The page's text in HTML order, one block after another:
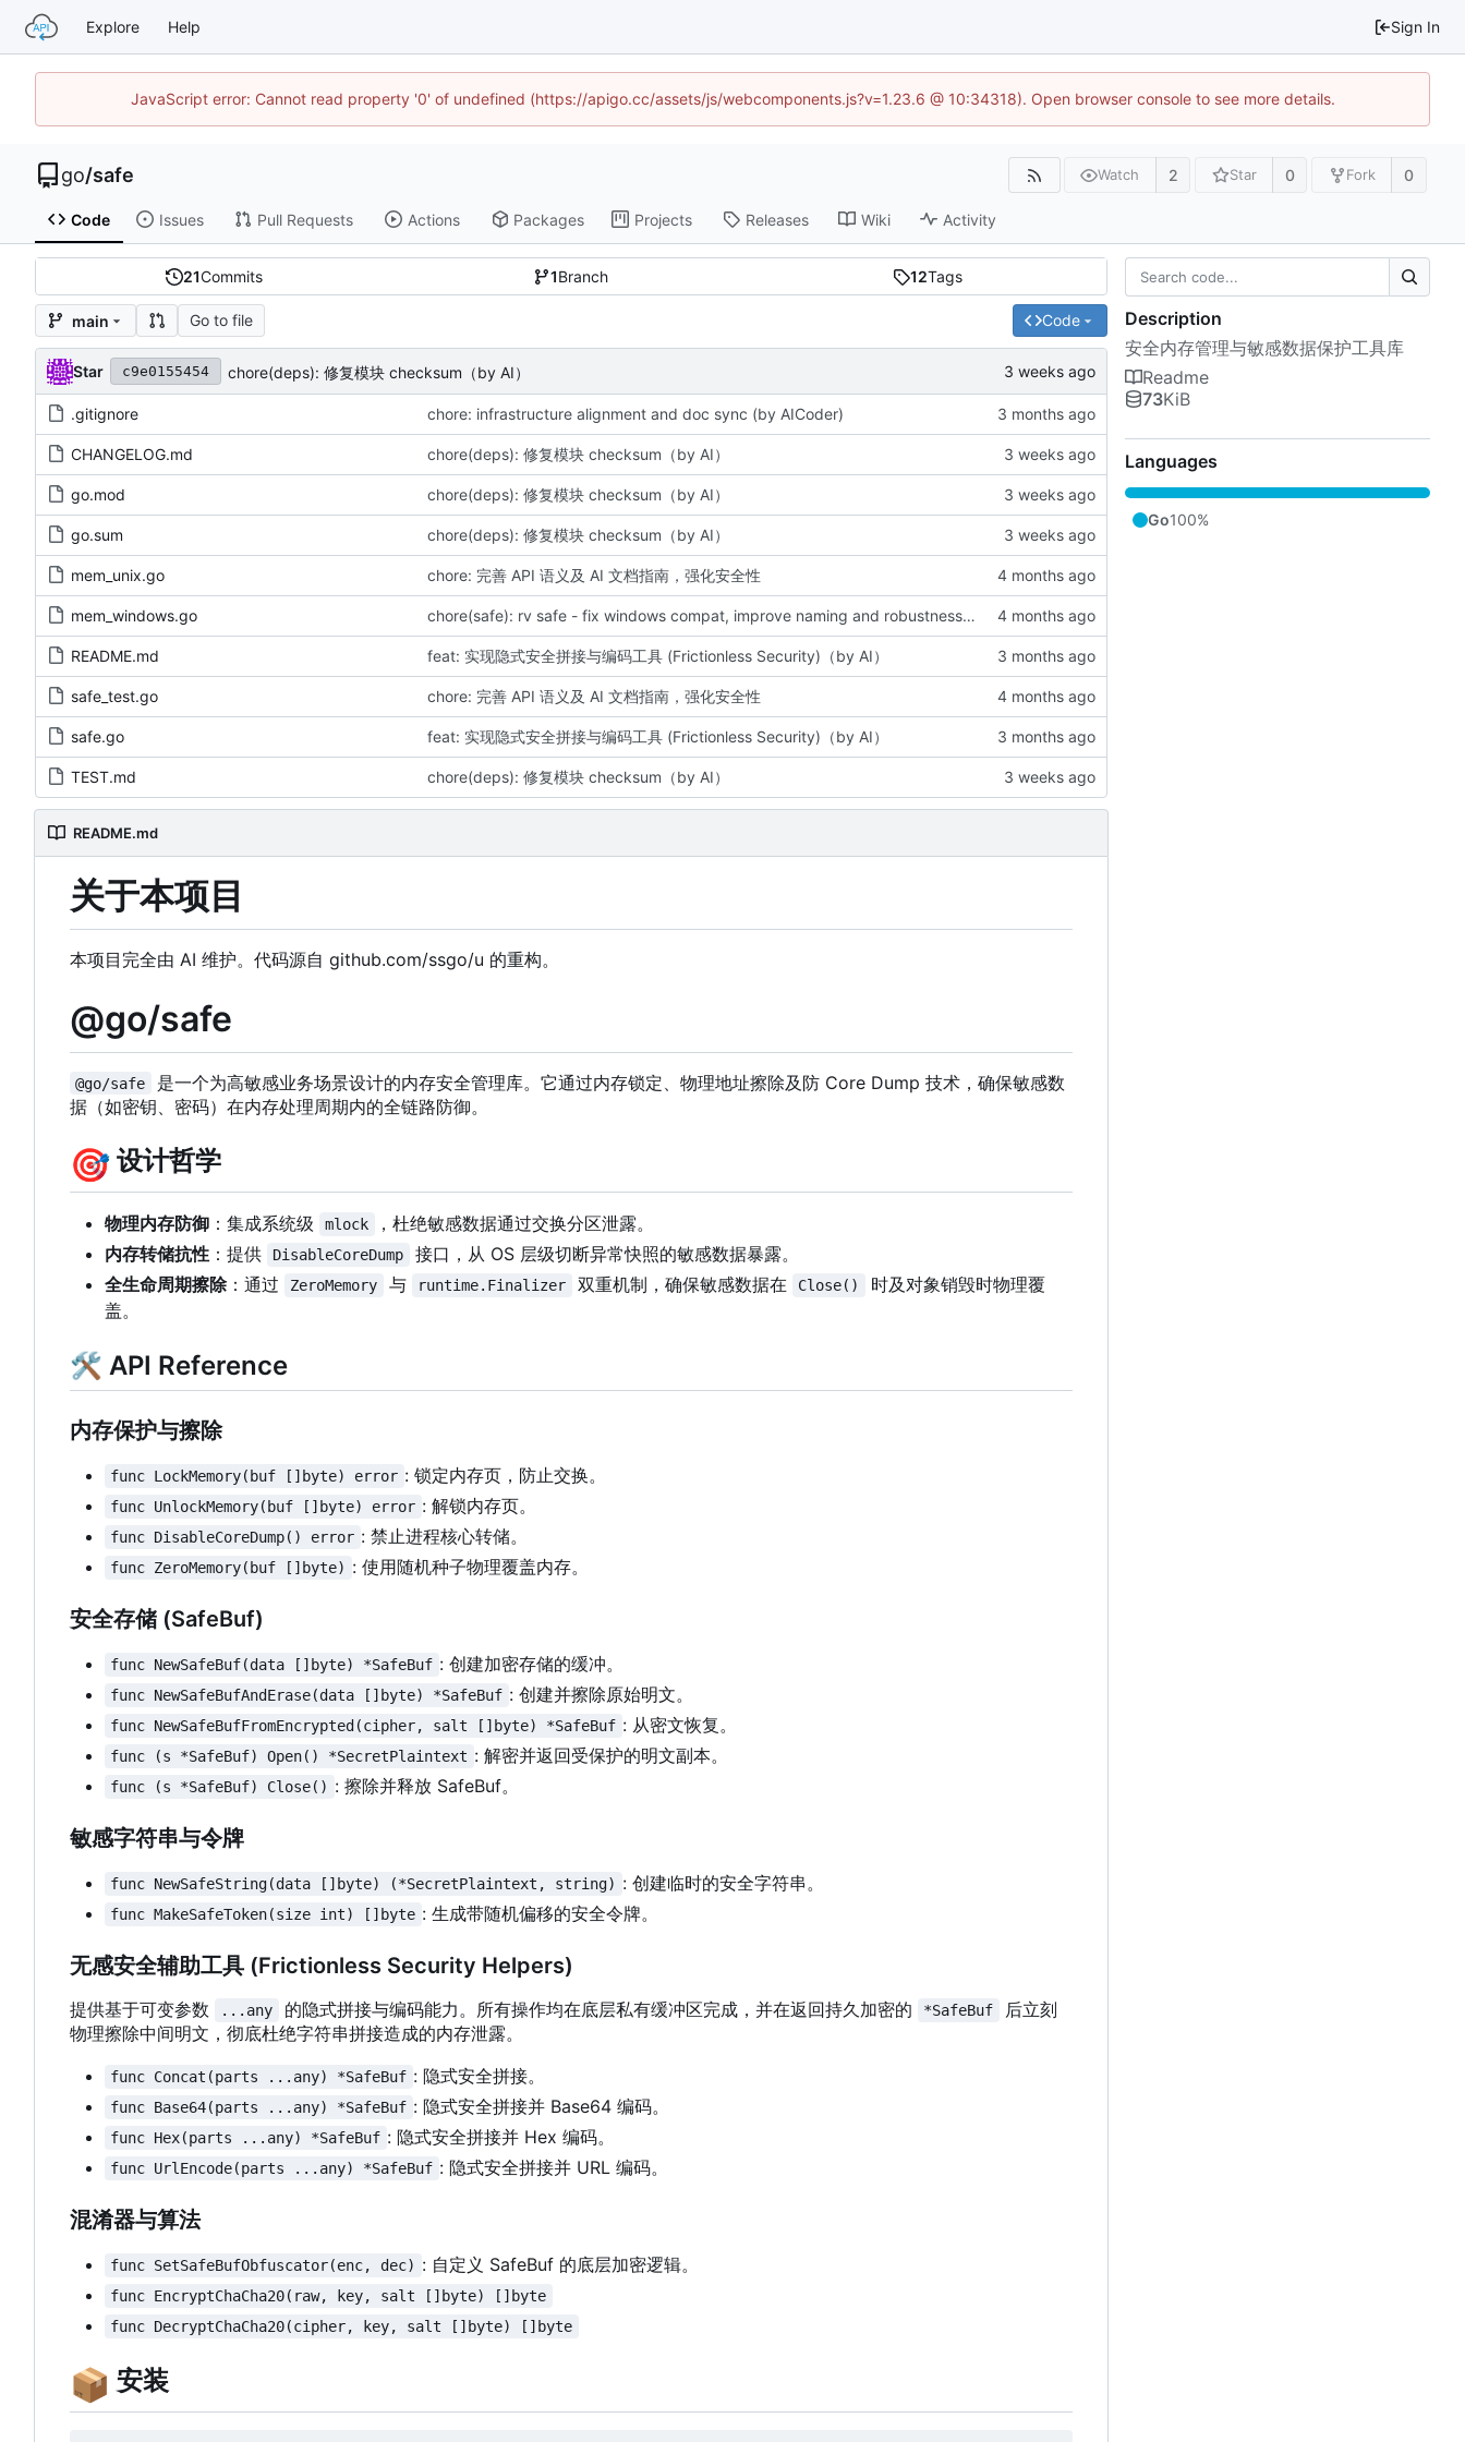
Explore Help Sign In
JavaScript error: Cannot read property '0' of undefined (https://apigo.cc/assets/js/webcomponents.js?v=1.23.6 @ 10:34318). Open browser console to see more details.
go/safe Watch 2 Star 0 Fork 0
Code Issues Pull Requests Actions Packages Projects Releases Wiki Activity
21Commits 1Branch 12Tags
main Go to file Code
Star c9e0155454 chore(deps): 修复模块 checksum（by AI）
.gitignore chore: infrastructure alignment and doc sync (by AICoder)
CHANGELOG.md chore(deps): 修复模块 checksum（by AI）
go.mod chore(deps): 修复模块 checksum（by AI）
go.sum chore(deps): 修复模块 checksum（by AI）
mem_unix.go chore: 完善 API 语义及 AI 文档指南，强化安全性
mem_windows.go chore(safe): rv safe - fix windows compat, improve naming and robustness (by AI)
README.md feat: 实现隐式安全拼接与编码工具 (Frictionless Security)（by AI）
safe_test.go chore: 完善 API 语义及 AI 文档指南，强化安全性
safe.go feat: 实现隐式安全拼接与编码工具 (Frictionless Security)（by AI）
TEST.md chore(deps): 修复模块 checksum（by AI）
README.md
关于本项目
本项目完全由 AI 维护。代码源自 github.com/ssgo/u 的重构。
@go/safe
@go/safe
是一个为高敏感业务场景设计的内存安全管理库。它通过内存锁定、物理地址擦除及防 Core Dump 技术，确保敏感数
据（如密钥、密码）在内存处理周期内的全链路防御。
🎯 设计哲学
物理内存防御 ：集成系统级 mlock
，杜绝敏感数据通过交换分区泄露。
内存转储抗性 ：提供 DisableCoreDump
接口，从 OS 层级切断异常快照的敏感数据暴露。
全生命周期擦除：通过 ZeroMemory 与 runtime.Finalizer 双重机制，确保敏感数据在 Close()
时及对象销毁时物理覆
盖。
🛠 API Reference
内存保护与擦除
func LockMemory(buf []byte) error : 锁定内存页，防止交换。
func UnlockMemory(buf []byte) error : 解锁内存页。
func DisableCoreDump() error : 禁止进程核心转储。
func ZeroMemory(buf []byte) : 使用随机种子物理覆盖内存。
安全存储 (SafeBuf)
func NewSafeBuf(data []byte) *SafeBuf : 创建加密存储的缓冲。
func NewSafeBufAndErase(data []byte) *SafeBuf : 创建并擦除原始明文。
func NewSafeBufFromEncrypted(cipher, salt []byte) *SafeBuf : 从密文恢复。
func (s *SafeBuf) Open() *SecretPlaintext : 解密并返回受保护的明文副本。
func (s *SafeBuf) Close() : 擦除并释放 SafeBuf。
敏感字符串与令牌
func NewSafeString(data []byte) (*SecretPlaintext, string) : 创建临时的安全字符串。
func MakeSafeToken(size int) []byte : 生成带随机偏移的安全令牌。
无感安全辅助工具 (Frictionless Security Helpers)
提供基于可变参数 ...any 的隐式拼接与编码能力。所有操作均在底层私有缓冲区完成，并在返回持久加密的 *SafeBuf
后立刻
物理擦除中间明文，彻底杜绝字符串拼接造成的内存泄露。
func Concat(parts ...any) *SafeBuf : 隐式安全拼接。
func Base64(parts ...any) *SafeBuf : 隐式安全拼接并 Base64 编码。
func Hex(parts ...any) *SafeBuf : 隐式安全拼接并 Hex 编码。
func UrlEncode(parts ...any) *SafeBuf : 隐式安全拼接并 URL 编码。
混淆器与算法
func SetSafeBufObfuscator(enc, dec) : 自定义 SafeBuf 的底层加密逻辑。
func EncryptChaCha20(raw, key, salt []byte) []byte
func DecryptChaCha20(cipher, key, salt []byte) []byte
📦 安装
Description
安全内存管理与敏感数据保护工具库
Readme
73KiB
Languages
Go100%